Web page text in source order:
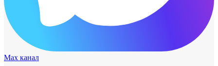
Max канал